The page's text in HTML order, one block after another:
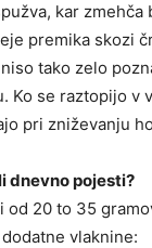
kar
premika skozi
tako zelo
Ko se raztopijo v
pri zniževanju
dnevno pojesti?
od 20 to 35
vlaknine: